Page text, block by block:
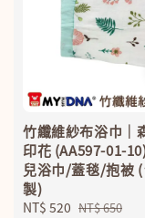
竹纖維紗布浴巾｜
印花 (AA597-01-
兒浴巾/蓋毯/抱被
製)
Sale
NT$ 520 Regular
NT$ 650